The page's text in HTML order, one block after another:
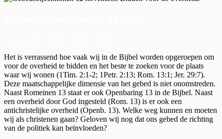
Het is verrassend hoe vaak wij in de Bijbel worden opgeroepen om
voor de overheid te bidden en het beste te zoeken voor de plaats
waar wij wonen (1Tim. 2:1-2; 1Petr. 2:13; Rom. 13:1; Jer. 29:7).
Deze maatschappelijke dimensie van het gebed is niet onomstreden.
Naast Romeinen 13 staat er ook Openbaring 13 in de Bijbel. Naast
een overheid door God ingesteld (Rom. 13) is er ook een
antichristelijke overheid (Openb. 13). Welke weg kunnen en moeten
wij als christenen gaan? Geloven wij nog dat ons gebed de richting
van de politiek kan beïnvloeden?